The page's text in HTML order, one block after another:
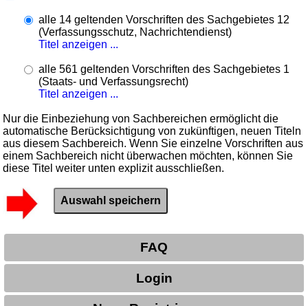
alle 14 geltenden Vorschriften des Sachgebietes 12
(Verfassungsschutz, Nachrichtendienst)
Titel anzeigen ...
alle 561 geltenden Vorschriften des Sachgebietes 1
(Staats- und Verfassungsrecht)
Titel anzeigen ...
Nur die Einbeziehung von Sachbereichen ermöglicht die
automatische Berücksichtigung von zukünftigen, neuen Titeln
aus diesem Sachbereich. Wenn Sie einzelne Vorschriften aus
einem Sachbereich nicht überwachen möchten, können Sie
diese Titel weiter unten explizit ausschließen.
FAQ
Login